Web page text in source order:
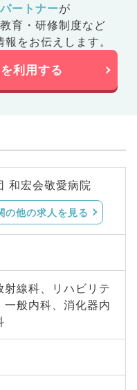
ートナーが
教育・研修制度など
をお伝えします。
利用する
和宏会敬愛病院
の他の求人を見る
射線科、リハビリテ
一般内科、消化器内